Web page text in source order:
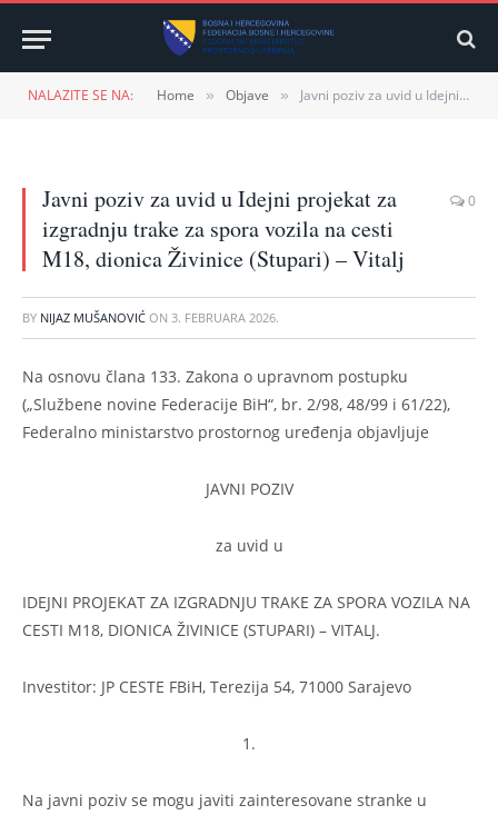
NALAZITE SE NA: Home » Objave » Javni poziv za uvid u Idejni projekat za izgradnju trake za spora vozila na cesti M18, dionica Živinice (Stupari) – Vitalj
Javni poziv za uvid u Idejni projekat za
izgradnju trake za spora vozila na cesti
M18, dionica Živinice (Stupari) – Vitalj
0
BY NIJAZ MUŠANOVIĆ ON 3. FEBRUARA 2026.
Na osnovu člana 133. Zakona o upravnom postupku
(„Službene novine Federacije BiH“, br. 2/98, 48/99 i 61/22),
Federalno ministarstvo prostornog uređenja objavljuje
JAVNI POZIV
za uvid u
IDEJNI PROJEKAT ZA IZGRADNJU TRAKE ZA SPORA VOZILA NA
CESTI M18, DIONICA ŽIVINICE (STUPARI) – VITALJ.
Investitor: JP CESTE FBiH, Terezija 54, 71000 Sarajevo
1.
Na javni poziv se mogu javiti zainteresovane stranke u